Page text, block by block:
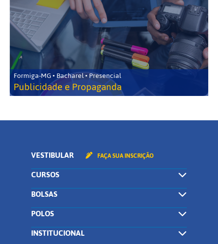
Formiga-MG • Bacharel • Presencial
Publicidade e Propaganda
VESTIBULAR FAÇA SUA INSCRIÇÃO
CURSOS
BOLSAS
POLOS
INSTITUCIONAL